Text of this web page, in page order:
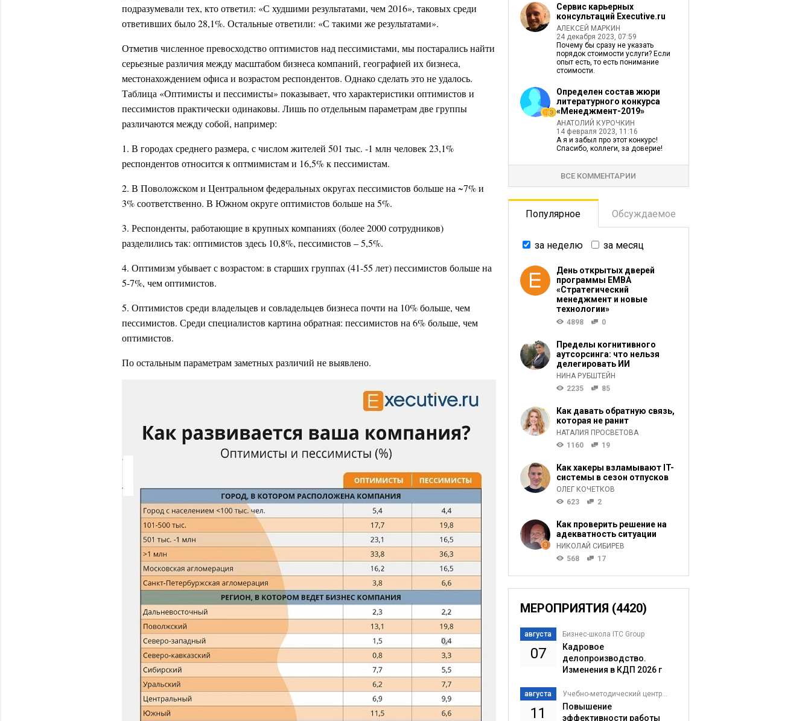
подразумевали тех, кто ответил: «С худшими результатами, чем 2016», таковых среди
ответивших было 28,1%. Остальные ответили: «С такими же результатами».
Отметив численное превосходство оптимистов над пессимистами, мы постарались найти
серьезные различия между масштабом бизнеса компаний, географией их бизнеса,
местонахождением офиса и возрастом респондентов. Однако сделать это не удалось.
Таблица «Оптимисты и пессимисты» показывает, что характеристики оптимистов и
пессимистов практически одинаковы. Лишь по отдельным параметрам две группы
различаются между собой, например:
1. В городах среднего размера, с числом жителей 501 тыс. -1 млн человек 23,1%
респондентов относится к оптмимистам и 16,5% к пессимистам.
2. В Поволожском и Центральном федеральных округах пессимистов больше на ~7% и
3% соответственно. В Южном округе оптимистов больше на 5%.
3. Респонденты, работающие в крупных компаниях (более 2000 сотрудников)
разделились так: оптимистов здесь 10,8%, пессимистов – 5,5%.
4. Оптимизм убывает с возрастом: в старших группах (41-55 лет) пессимистов больше на
5-7%, чем оптимистов.
5. Оптимистов среди владельцев и совладельцев бизнеса почти на 10% больше, чем
пессимистов. Среди специалистов картина обратная: пессимистов на 6% больше, чем
оптимистов.
По остальным параметрам заметных различий не выявлено.
Сервис карьерных
консультаций Executive.ru
АЛЕКСЕЙ МАРКИН
24 декабря 2023, 07:59
Почему бы сразу не указать
порядок стоимости услуги? Если
опыт есть, то есть понимание
стоимости.
Определен состав жюри
литературного конкурса
«Менеджмент-2019»
АНАТОЛИЙ КУРОЧКИН
14 февраля 2023, 11:16
А я и забыл про этот конкурс!
Спасибо, коллеги, за доверие!
ВСЕ КОММЕНТАРИИ
Популярное Обсуждаемое
за неделю за месяц
День открытых дверей
программы ЕМВА
«Стратегический
менеджмент и новые
технологии»
4898 0
Пределы когнитивного
аутсорсинга: что нельзя
делегировать ИИ
НИНА РУБШТЕЙН
2235
85
Как давать обратную связь,
которая не ранит
НАТАЛИЯ ПРОСВЕТОВА
1160
19
Как хакеры взламывают IT-
системы в сезон отпусков
ОЛЕГ КОЧЕТКОВ
623
2
Как проверить решение на
адекватность ситуации
НИКОЛАЙ СИБИРЕВ
568
17
МЕРОПРИЯТИЯ (4420)
августа
07
Бизнес-школа ITC Group
Кадровое
делопроизводство.
Изменения в КДП 2026 г
августа
11
Учебно-методический центр...
Повышение
эффективности работы